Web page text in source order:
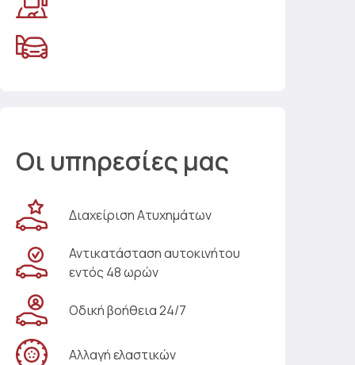
Οι υπηρεσίες μας
Διαχείριση Ατυχημάτων
Αντικατάσταση αυτοκινήτου
εντός 48 ωρών
Οδική βοήθεια 24/7
Αλλαγή ελαστικών